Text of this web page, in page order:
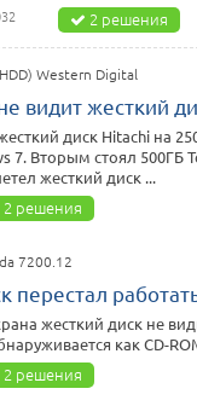
2 решения
Western Digital
видит жесткий
диск Hitachi на
7. Вторым стоял 500ГБ
жесткий диск ...
2 решения
7200.12
перестал
жесткий диск не
как CD-
2 решения